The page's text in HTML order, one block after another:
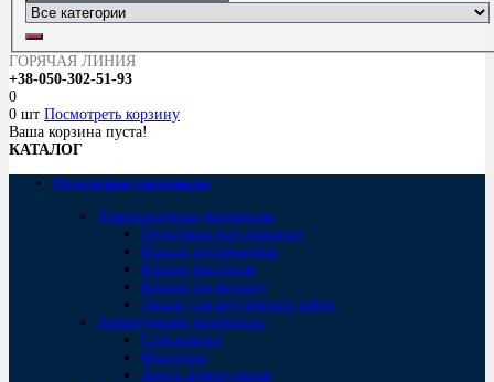
ГОРЯЧАЯ ЛИНИЯ
+38-050-302-51-93
0
0 шт Посмотреть корзину
Ваша корзина пуста!
КАТАЛОГ
Отделочные материалы
Лакокрасочные материалы
Грунтовки под покраску
Краски интерьерные
Краски фасадные
Краски по металлу
Эмали для внутренних работ
Армирующие материалы
Стеклохолст
Флизелин
Лента армирующая